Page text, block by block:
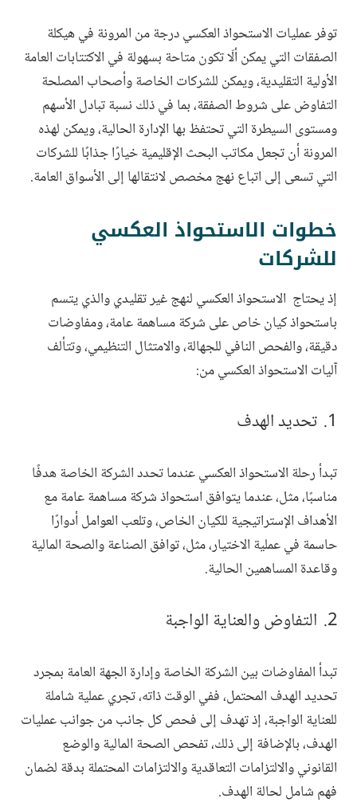
توفر عمليات الاستحواذ العكسي درجة من المرونة في هيكلة
الصفقات التي يمكن ألّا تكون متاحة بسهولة في الاكتتابات العامة
الأولية التقليدية، ويمكن للشركات الخاصة وأصحاب المصلحة
التفاوض على شروط الصفقة، بما في ذلك نسبة تبادل الأسهم
ومستوى السيطرة التي تحتفظ بها الإدارة الحالية، ويمكن لهذه
المرونة أن تجعل مكاتب البحث الإقليمية خيارًا جذابًا للشركات
التي تسعى إلى اتباع نهج مخصص لانتقالها إلى الأسواق العامة.
خطوات الاستحواذ العكسي
للشركات
إذ يحتاج الاستحواذ العكسي لنهج غير تقليدي والذي يتسم
باستحواذ كيان خاص على شركة مساهمة عامة، ومفاوضات
دقيقة، والفحص النافي للجهالة، والامتثال التنظيمي، وتتألف
آليات الاستحواذ العكسي من:
تحديد الهدف
تبدأ رحلة الاستحواذ العكسي عندما تحدد الشركة الخاصة هدفًا
مناسبًا، مثل، عندما يتوافق استحواذ شركة مساهمة عامة مع
الأهداف الإستراتيجية للكيان الخاص، وتلعب العوامل أدوارًا
حاسمة في عملية الاختيار، مثل، توافق الصناعة والصحة المالية
وقاعدة المساهمين الحالية.
التفاوض والعناية الواجبة
تبدأ المفاوضات بين الشركة الخاصة وإدارة الجهة العامة بمجرد
تحديد الهدف المحتمل، ففي الوقت ذاته، تجري عملية شاملة
للعناية الواجبة، إذ تهدف إلى فحص كل جانب من جوانب عمليات
الهدف، بالإضافة إلى ذلك، تفحص الصحة المالية والوضع
القانوني والالتزامات التعاقدية والالتزامات المحتملة بدقة لضمان
فهم شامل لحالة الهدف.